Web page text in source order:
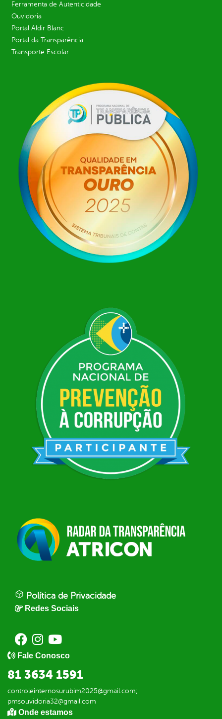
Ferramenta de Autenticidade
Ouvidoria
Portal Aldir Blanc
Portal da Transparência
Transporte Escolar
Política de Privacidade
Redes Sociais
Fale Conosco
81 3634 1591
controleinternosurubim2025@gmail.com;
pmsouvidoria32@gmail.com
Onde estamos